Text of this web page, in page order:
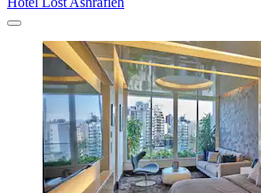
Hotel Lost Ashrafieh
Hotel Lost Ashrafieh
0,9 km von Aschrafija entfernt
Außergewöhnlich
(33 Bewertungen)
inkl. Steuern & Gebühren
9. Aug.–10. Aug.
Hotel Lost Ashrafieh